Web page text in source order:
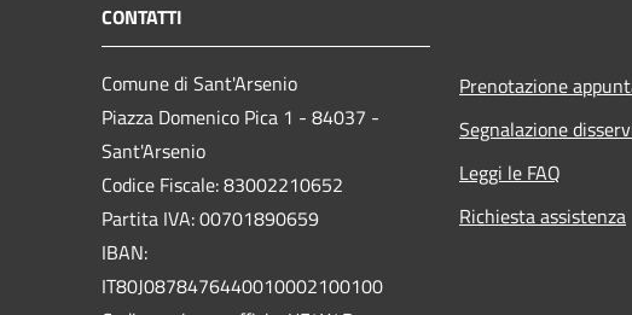
CONTATTI
Comune di Sant'Arsenio
Piazza Domenico Pica 1 - 84037 -
Sant'Arsenio
Codice Fiscale: 83002210652
Partita IVA: 00701890659
IBAN:
IT80J0878476440010002100100
Prenotazione
Segnalazione
Leggi le FAQ
Richiesta assistenza